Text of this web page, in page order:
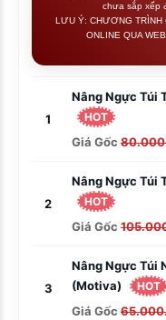
chưa sắp xếp
LƯU Ý: CHƯƠNG TRÌNH
ONLINE QUA
1
Nâng Ngực Túi
HOT
Giá Gốc
2
Nâng Ngực Túi
HOT
Giá Gốc
3
Nâng Ngực Túi
(Motiva)
HOT
Giá Gốc